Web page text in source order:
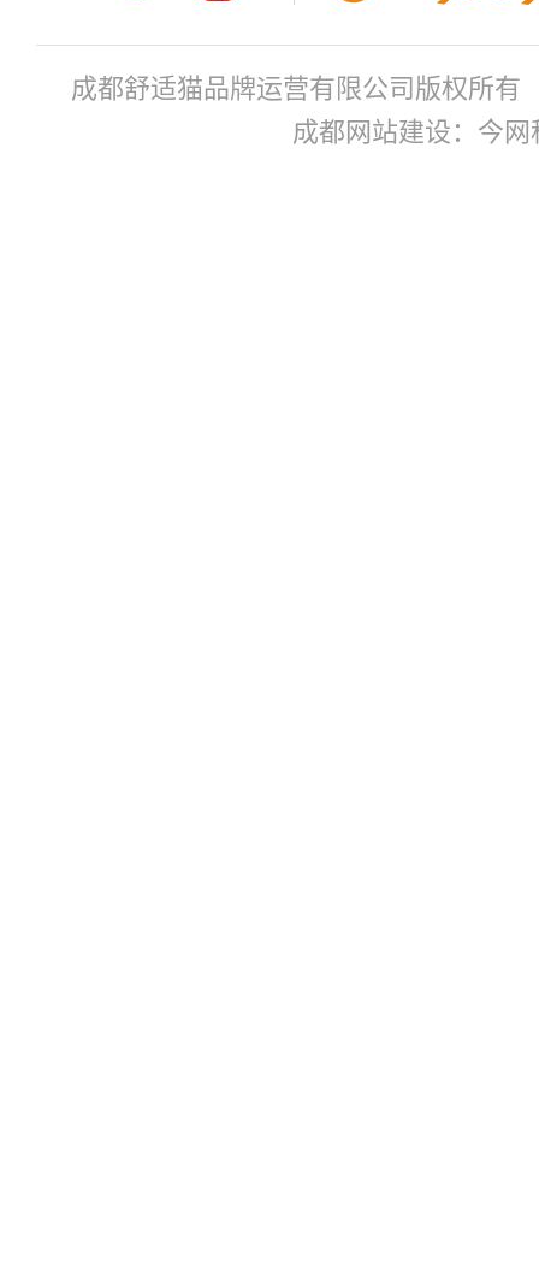
成都舒适猫品牌运营有限公司版权所有
成都网站建设：今